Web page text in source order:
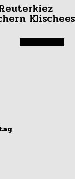
Klischees